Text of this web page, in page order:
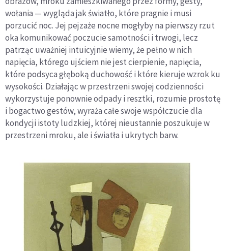
wołania — wygląda jak światło, które pragnie i musi
porzucić noc. Jej pejzaże nocne mogłyby na pierwszy rzut
oka komunikować poczucie samotności i trwogi, lecz
patrząc uważniej intuicyjnie wiemy, że pełno w nich
napięcia, którego ujściem nie jest cierpienie, napięcia,
które podsyca głęboką duchowość i które kieruje wzrok ku
wysokości. Działając w przestrzeni swojej codzienności
wykorzystuje ponownie odpady i resztki, rozumie prostotę
i bogactwo gestów, wyraża całe swoje współczucie dla
kondycji istoty ludzkiej, której nieustannie poszukuje w
przestrzeni mroku, ale i światła i ukrytych barw.